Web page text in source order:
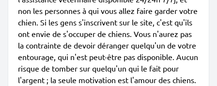
non les personnes à qui vous allez faire garder votre
chien. Si les gens s'inscrivent sur le site, c'est qu'ils
ont envie de s'occuper de chiens. Vous n'aurez pas
la contrainte de devoir déranger quelqu'un de votre
entourage, qui n'est peut-être pas disponible. Aucun
risque de tomber sur quelqu'un qui le fait pour
l'argent ; la seule motivation est l'amour des chiens.